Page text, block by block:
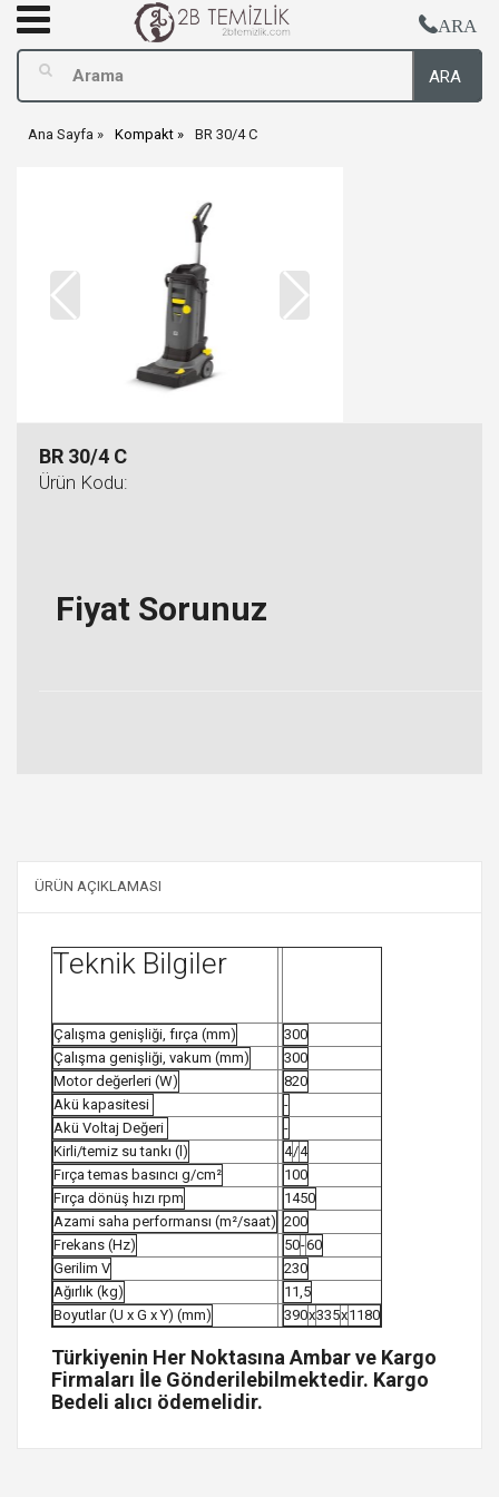
ARA
ARA
Ana Sayfa Kompakt BR 30/4 C
BR 30/4 C
Ürün Kodu:
Fiyat Sorunuz
ÜRÜN AÇIKLAMASI
Teknik Bilgiler
Çalışma genişliği, fırça (mm)
300
Çalışma genişliği, vakum (mm)
300
Motor değerleri (W)
820
Akü kapasitesi
-
Akü Voltaj Değeri
-
Kirli/temiz su tankı (l)
4/4
Fırça temas basıncı g/cm²
100
Fırça dönüş hızı rpm
1450
Azami saha performansı (m²/saat) 200
Frekans (Hz)
50-60
Gerilim V
230
Ağırlık (kg)
11,5
Boyutlar (U x G x Y) (mm)
390x335x1180
Türkiyenin Her Noktasına Ambar ve Kargo
Firmaları İle Gönderilebilmektedir. Kargo
Bedeli alıcı ödemelidir.